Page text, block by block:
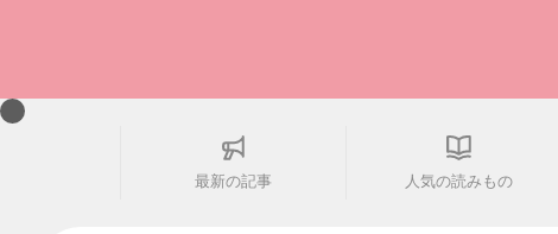
最新の記事 人気の読みもの